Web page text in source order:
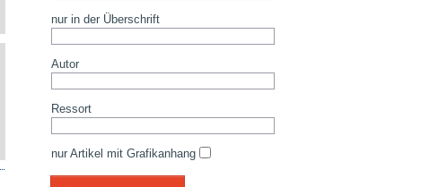
nur in der Überschrift
Autor
Ressort
nur Artikel mit Grafikanhang